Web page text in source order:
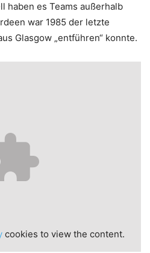
haben es Teams außerhalb
war 1985 der letzte
Glasgow „entführen“ konnte.
cookies to view the content.